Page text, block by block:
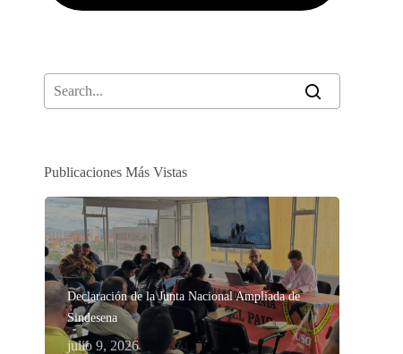
Publicaciones Más Vistas
Declaración de la Junta Nacional Ampliada de
Sindesena
julio 9, 2026